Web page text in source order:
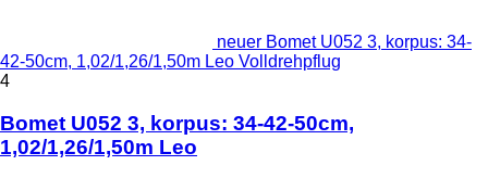
neuer Bomet U052 3, korpus: 34-
42-50cm, 1,02/1,26/1,50m Leo Volldrehpflug
4
Bomet U052 3, korpus: 34-42-50cm,
1,02/1,26/1,50m Leo